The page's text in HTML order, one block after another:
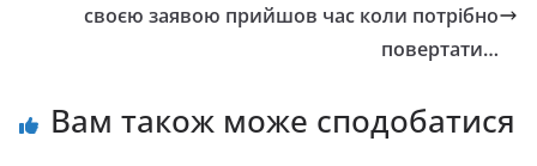
своєю заявою прийшов час коли потрібно
повертати…
Вам також може сподобатися